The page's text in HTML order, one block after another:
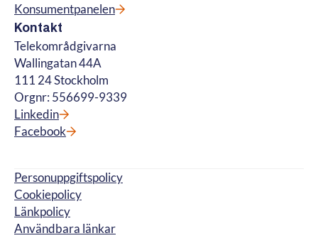
Konsumentpanelen
Kontakt
Telekområdgivarna
Wallingatan 44A
111 24 Stockholm
Orgnr: 556699-9339
Linkedin
Facebook
Personuppgiftspolicy
Cookiepolicy
Länkpolicy
Användbara länkar